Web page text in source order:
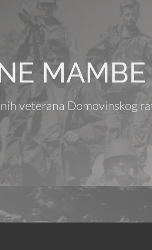
MAMBE
veterana Domovinskog